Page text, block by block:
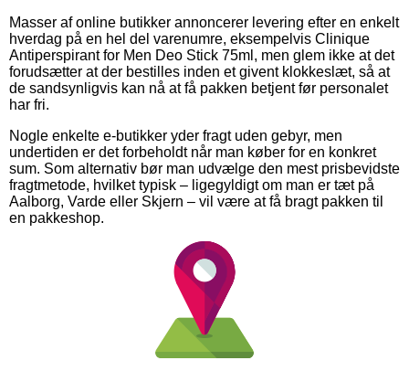
Masser af online butikker annoncerer levering efter en enkelt
hverdag på en hel del varenumre, eksempelvis Clinique
Antiperspirant for Men Deo Stick 75ml, men glem ikke at det
forudsætter at der bestilles inden et givent klokkeslæt, så at
de sandsynligvis kan nå at få pakken betjent før personalet
har fri.
Nogle enkelte e-butikker yder fragt uden gebyr, men
undertiden er det forbeholdt når man køber for en konkret
sum. Som alternativ bør man udvælge den mest prisbevidste
fragtmetode, hvilket typisk – ligegyldigt om man er tæt på
Aalborg, Varde eller Skjern – vil være at få bragt pakken til
en pakkeshop.